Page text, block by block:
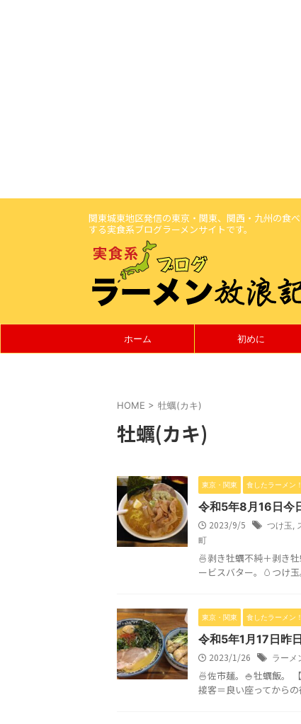
関東城東地区発信の東京・関東、関西・九州の食
する実食系ブログラーメンサイトです。
ホーム 初めに
HOME > 牡蠣(カキ)
牡蠣(カキ)
東京・関東 食したラーメン！
令和5年8月16日今
2023/9/5 つけ玉,
町
🍜剥き牡蠣不純＋剥き
ービスバター。🥚つけ
東京・関東 食したラーメン！
令和5年1月17日昨
2023/1/26 ラーメ
🍜佐市麺。🍚牡蠣飯。
接客＝良い座ってから